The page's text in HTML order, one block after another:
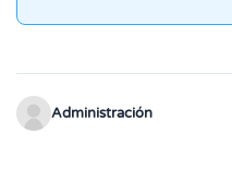
Administración